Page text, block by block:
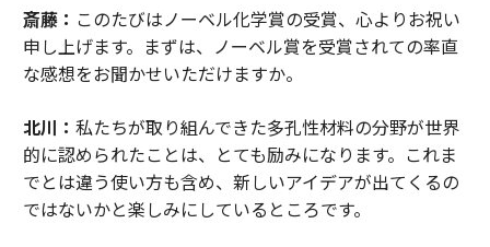
斎藤： このたびはノーベル化学賞の受賞、心よりお祝い
申し上げます。まずは、ノーベル賞を受賞されての率直
な感想をお聞かせいただけますか。
北川： 私たちが取り組んできた多孔性材料の分野が世界
的に認められたことは、とても励みになります。これま
でとは違う使い方も含め、新しいアイデアが出てくるの
ではないかと楽しみにしているところです。